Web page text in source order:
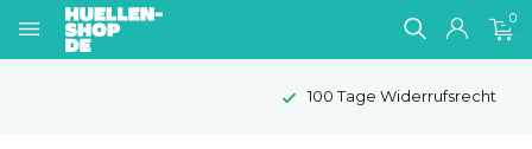
0
100 Tage Widerrufsrecht